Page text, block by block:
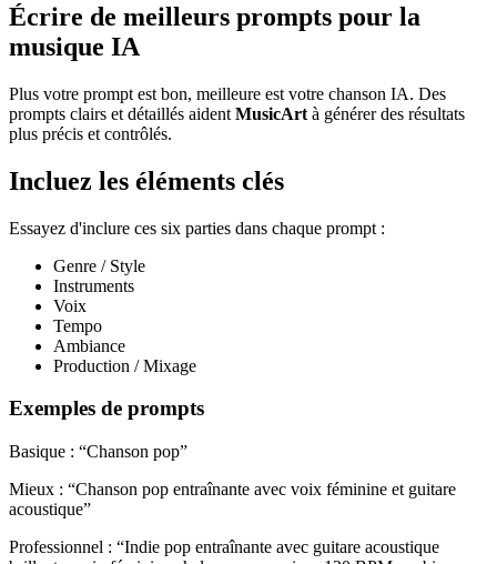
Écrire de meilleurs prompts pour la
musique IA
Plus votre prompt est bon, meilleure est votre chanson IA. Des
prompts clairs et détaillés aident MusicArt à générer des résultats
plus précis et contrôlés.
Incluez les éléments clés
Essayez d'inclure ces six parties dans chaque prompt :
Genre / Style
Instruments
Voix
Tempo
Ambiance
Production / Mixage
Exemples de prompts
Basique : “Chanson pop”
Mieux : “Chanson pop entraînante avec voix féminine et guitare
acoustique”
Professionnel : “Indie pop entraînante avec guitare acoustique